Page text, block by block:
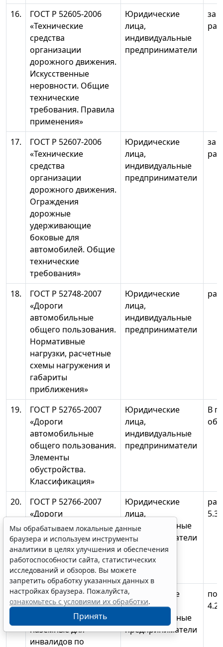
16.
ГОСТ Р 52605-2006
«Технические
средства
организации
дорожного движения.
Искусственные
неровности. Общие
технические
требования. Правила
применения»
Юридические
лица,
индивидуальные
предприниматели
за
17.
ГОСТ Р 52607-2006
«Технические
средства
организации
дорожного движения.
Ограждения
дорожные
удерживающие
боковые для
автомобилей. Общие
технические
требования»
Юридические
лица,
индивидуальные
предприниматели
за
18.
ГОСТ Р 52748-2007
«Дороги
автомобильные
общего пользования.
Нормативные
нагрузки, расчетные
схемы нагружения и
габариты
приближения»
Юридические
лица,
индивидуальные
предприниматели
19.
ГОСТ Р 52765-2007
«Дороги
автомобильные
общего пользования.
Элементы
обустройства.
Классификация»
Юридические
лица,
индивидуальные
предприниматели
В
20.
ГОСТ Р 52766-2007
«Дороги
автомобильные
общего пользования.
Элементы
обустройства. Общие
требования»
Юридические
лица,
индивидуальные
предприниматели
5.3
21.
ГОСТ Р 52875-2007
«Указатели
тактильные
наземные для
инвалидов по
Юридические
лица,
индивидуальные
предприниматели
4.2
Мы обрабатываем локальные данные
браузера и используем инструменты
аналитики в целях улучшения и обеспечения
работоспособности сайта, статистических
исследований и обзоров. Вы можете
запретить обработку указанных данных в
настройках браузера. Пожалуйста,
ознакомьтесь с условиями их обработки.
Принять